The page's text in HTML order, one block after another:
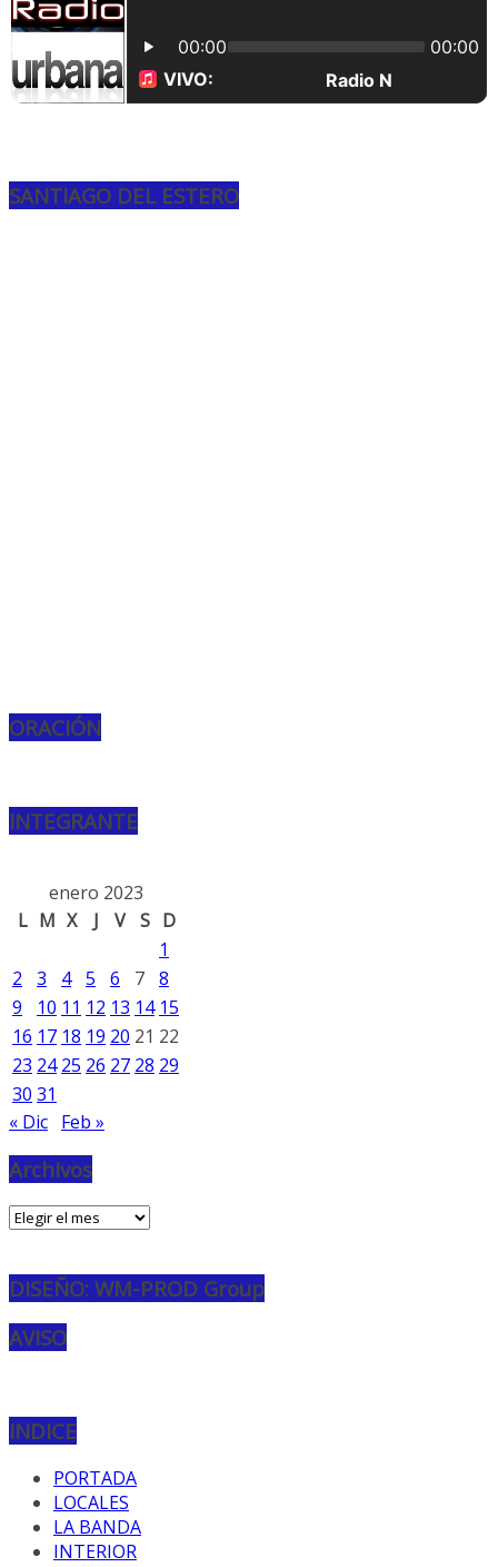
SANTIAGO DEL ESTERO
ORACIÓN
INTEGRANTE
enero 2023
L M X J V S D
1
2
3 4 5 6 7 8
9
10 11 12 13 14 15
16 17 18 19 20 21 22
23 24 25 26 27 28 29
30 31
« Dic Feb »
Archivos
Archivos
DISEÑO: WM-PROD Group
AVISO
INDICE
PORTADA
LOCALES
LA BANDA
INTERIOR